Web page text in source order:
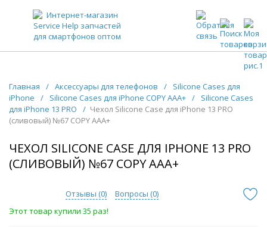
ЗАПЧАСТИ ДЛЯ ТЕЛЕФОНОВ ОПТОМ
Главная / Аксессуары для телефонов /
Silicone Cases для
iPhone
/ Silicone Cases для iPhone COPY AAA+ /
Silicone Cases
для iPhone 13 PRO
/ Чехол Silicone Case для iPhone 13 PRO
(сливовый) №67 COPY AAA+
ЧЕХОЛ SILICONE CASE ДЛЯ IPHONE 13 PRO
(СЛИВОВЫЙ) №67 COPY AAA+
Отзывы (0) Вопросы (0)
Этот товар купили 35 раз!